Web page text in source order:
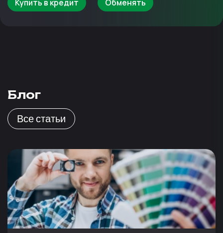
Купить в кредит Обменять
Блог
Все статьи